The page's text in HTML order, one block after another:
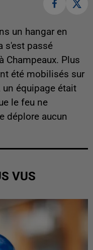
un hangar en
s'est passé
Champeaux. Plus
été mobilisés sur
équipage était
le feu ne
déplore aucun
VUS